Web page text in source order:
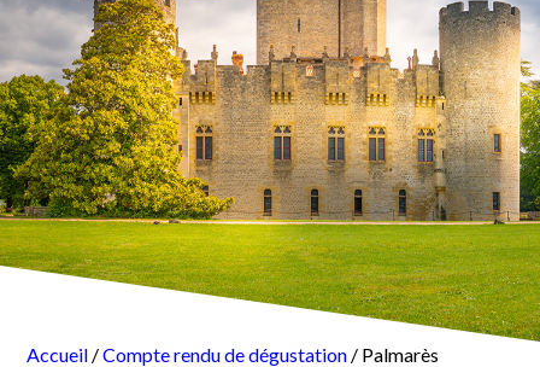
Accueil /Compte rendu de dégustation / Palmarès